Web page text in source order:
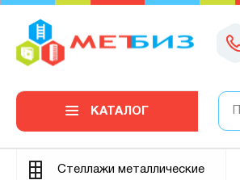
0
КАТАЛОГ
Стеллажи металлические